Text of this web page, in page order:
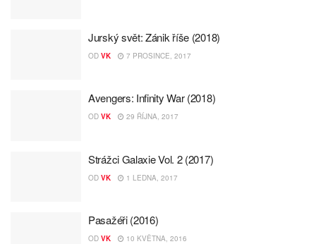
Jurský svět: Zánik říše (2018)
OD VK 7 PROSINCE, 2017
Avengers: Infinity War (2018)
OD VK 29 ŘÍJNA, 2017
Strážci Galaxie Vol. 2 (2017)
OD VK 1 LEDNA, 2017
Pasažéři (2016)
OD VK 10 KVĚTNA, 2016